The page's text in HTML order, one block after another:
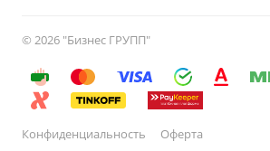
© 2026 "Бизнес ГРУПП"
Конфиденциальность Оферта